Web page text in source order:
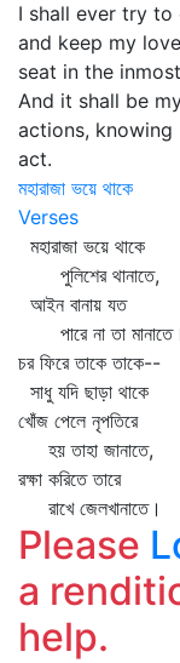
I shall ever try
and keep my
seat in the
And it shall be
actions,
act.
মহারাজা ভয়ে থাকে
Verses
মহারাজা ভয়ে থাকে
পুলিশের থানাতে,
আইন বানায় যত
পারে না তা মানাতে।
চর ফিরে তাকে তাকে--
সাধু যদি ছাড়া থাকে
খোঁজ পেলে নৃপতিরে
হয় তাহা জানাতে,
রক্ষা করিতে তারে
রাখে জেলখানাতে।
Please
a
help.